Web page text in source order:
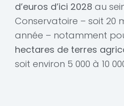
d’euros d’ici 2028 au
Conservatoire – soit 20
année – notamment
hectares de terres
soit environ 5 000 à 10